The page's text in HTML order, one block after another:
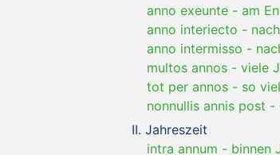
anno exeunte - am
anno interiecto -
anno intermisso -
multos annos - viele
tot per annos - so
nonnullis annis post -
Jahreszeit
intra annum - binnen